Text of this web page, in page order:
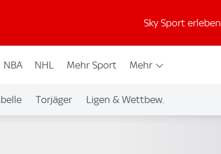
Sky Sport erleben
NBA NHL Mehr Sport Mehr
Torjäger Ligen & Wettbew.